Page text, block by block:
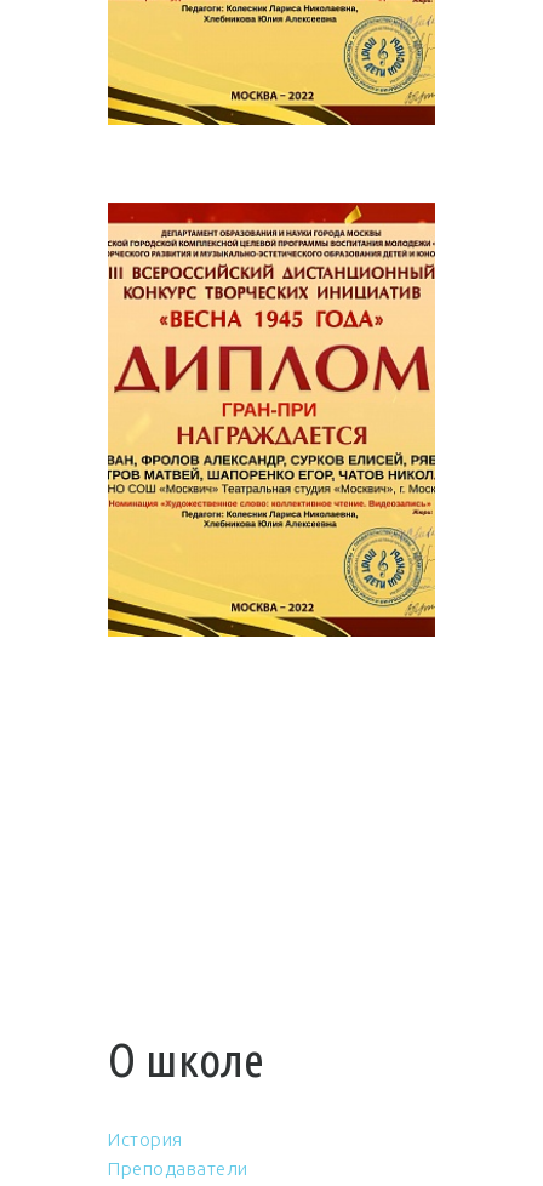
О школе
История
Преподаватели